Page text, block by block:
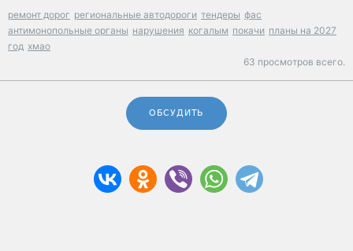
ремонт дорог региональные автодороги тендеры фас
антимонопольные органы нарушения когалым покачи планы на 2027
год хмао
63 просмотров всего.
ОБСУДИТЬ